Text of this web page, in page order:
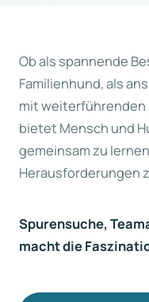
Ob als spannende
Familienhund, als
mit weiterführenden
bietet Mensch und
gemeinsam zu
Herausforderungen
Spurensuche,
macht die